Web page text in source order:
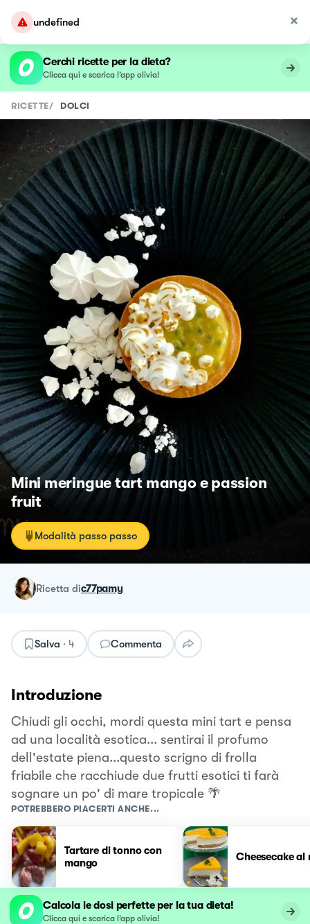
undefined
Cerchi ricette per la dieta?
Clicca qui e scarica l’app olivia!
RICETTE/ DOLCI
Mini meringue tart mango e passion
fruit
Modalità passo passo
ricetta dic77pamy
Salva · 4 Commenta
Introduzione
Chiudi gli occhi, mordi questa mini tart e pensa
ad una località esotica... sentirai il profumo
dell'estate piena...questo scrigno di frolla
friabile che racchiude due frutti esotici ti farà
sognare un po' di mare tropicale 🌴
POTREBBERO PIACERTI ANCHE...
Tartare di tonno con
mango
Cheesecake al
Calcola le dosi perfette per la tua dieta!
Clicca qui e scarica l’app olivia!